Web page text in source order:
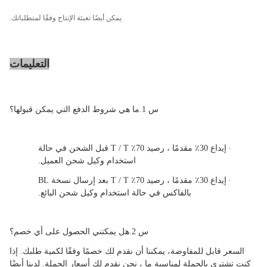
يمكن أيضًا تعبئة الإنتاج وفقًا لمتطلباتك.
التعليمات
س 1.ما هي شروط الدفع التي يمكن قبولها؟
·
إيداع 30٪ مقدمًا ، رصيد 70٪ T / T قبل الشحن في حالة
استخدام وكيل شحن العميل.
·
إيداع 30٪ مقدمًا ، رصيد 70٪ T / T بعد إرسال نسخة BL
بالفاكس في حالة استخدام وكيل شحن البائع.
س 2.هل يمكنني الحصول على أي خصم؟
السعر قابل للمفاوضة، يمكننا أن نقدم لك خصمًا وفقًا لكمية طلبك. إذا
كنت تشتري بالجملة لمناسبة ما ، نحن نقدم لك أسعار الجملة. لدينا أيضًا